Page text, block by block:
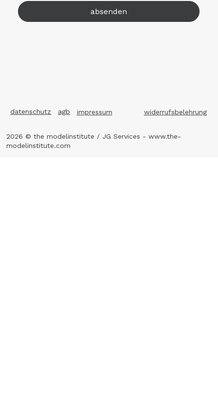
absenden
agb
datenschutz impressum widerrufsbelehrung
2026 © the modelinstitute / JG Services -www.the-
modelinstitute.com